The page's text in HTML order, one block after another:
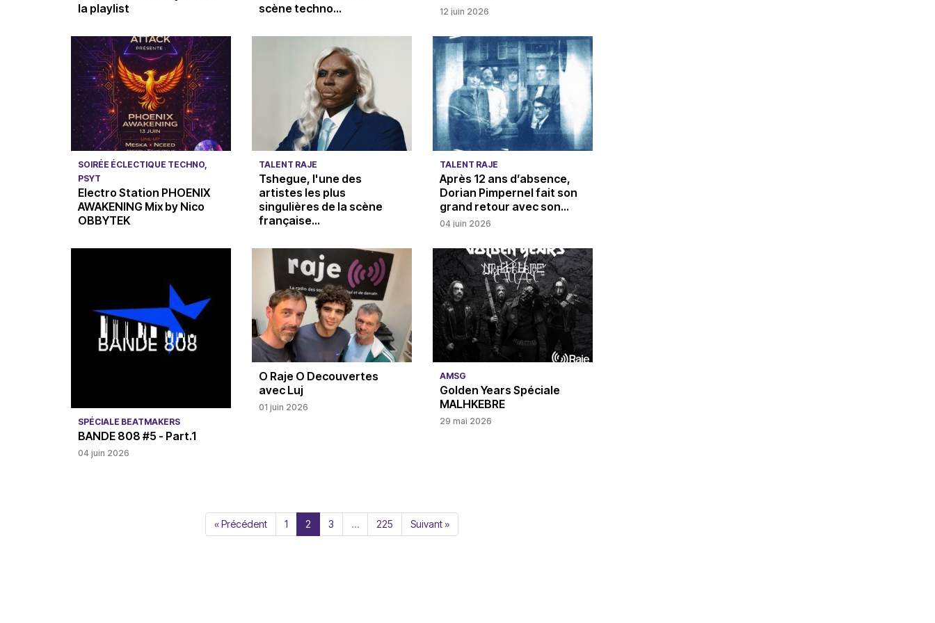
la playlist
scène techno...
12 juin 2026
SOIRÉE ÉCLECTIQUE TECHNO,
PSYT
Electro Station PHOENIX
AWAKENING Mix by Nico
OBBYTEK
TALENT RAJE
Tshegue, l'une des
artistes les plus
singulières de la scène
française...
TALENT RAJE
Après 12 ans d’absence,
Dorian Pimpernel fait son
grand retour avec son...
04 juin 2026
SPÉCIALE BEATMAKERS
BANDE 808 #5 - Part.1
04 juin 2026
O Raje O Decouvertes
avec Luj
01 juin 2026
AMSG
Golden Years Spéciale
MALHKEBRE
29 mai 2026
« Précédent 1 2 3 … 225 Suivant »